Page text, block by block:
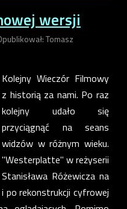
wersji
Tomasz
Kolejny Wieczór Filmowy
z historią za nami. Po raz
kolejny udało się
przyciągnąć na seans
widzów w różnym wieku.
"Westerplatte" w reżyserii
Stanisława Różewicza na
po rekonstrukcji cyfrowej